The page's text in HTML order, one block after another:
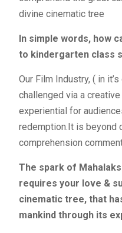
divine cinematic tree
In simple words, how
to kindergarten class
Our Film Industry, ( in
challenged via a
experiential for
redemption.It is beyond
comprehension
The spark of
requires your love &
cinematic tree, that
mankind through its